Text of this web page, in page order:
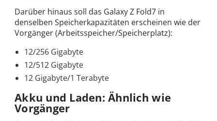
Darüber hinaus soll das Galaxy Z Fold7 in
denselben Speicherkapazitäten erscheinen wie der
Vorgänger (Arbeitsspeicher/Speicherplatz):
12/256 Gigabyte
12/512 Gigabyte
12 Gigabyte/1 Terabyte
Akku und Laden: Ähnlich wie
Vorgänger